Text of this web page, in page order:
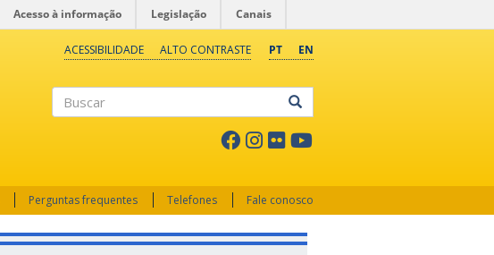
Acesso à informação Legislação Canais
PT EN
ACESSIBILIDADE ALTO CONTRASTE
Perguntas frequentes Telefones Fale conosco